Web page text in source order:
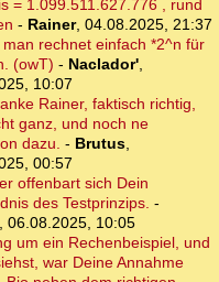
= 1.099.511.627.776 , rund
- Rainer, 04.08.2025, 21:37
rechnet einfach *2^n für
(owT) - Naclador',
10:07
Rainer, faktisch richtig,
ganz, und noch ne
dazu. - Brutus,
00:57
offenbart sich Dein
des Testprinzips. -
, 06.08.2025, 10:05
um ein Rechenbeispiel, und
war Deine Annahme